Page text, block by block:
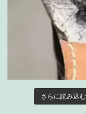
さらに読み込む